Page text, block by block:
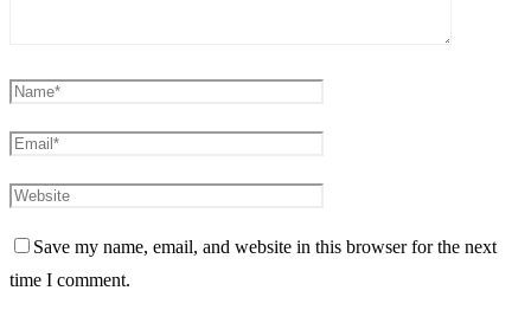
Save my name, email, and website in this browser for the next
time I comment.